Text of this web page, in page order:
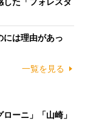
した「フォレスタ
には理由があっ
一覧を見る
ーニ」「山崎」